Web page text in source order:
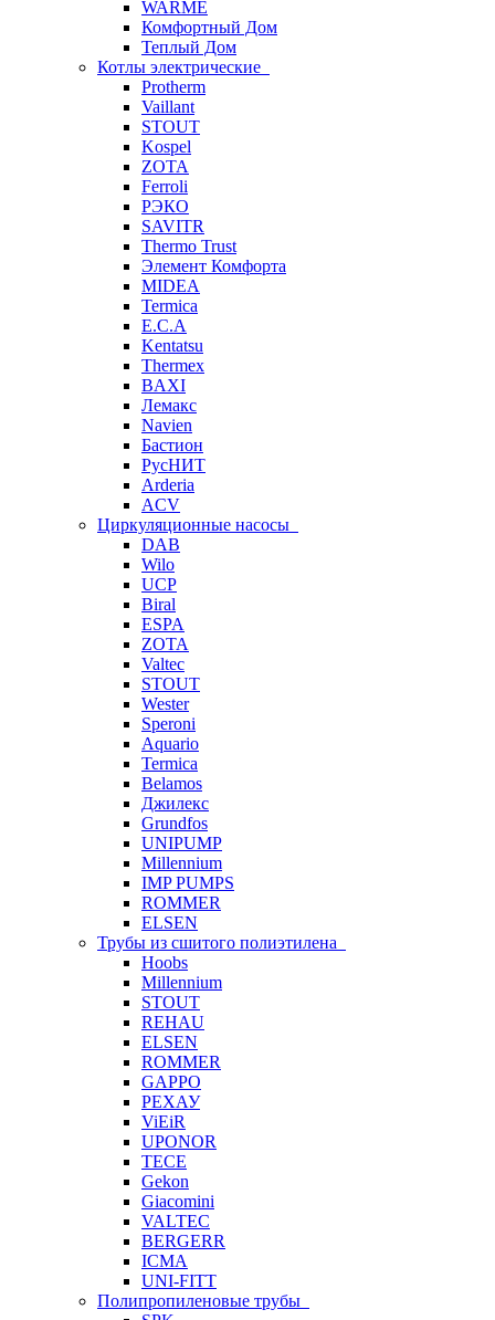
WARME
Комфортный Дом
Теплый Дом
Котлы электрические
Protherm
Vaillant
STOUT
Kospel
ZOTA
Ferroli
РЭКО
SAVITR
Thermo Trust
Элемент Комфорта
MIDEA
Termica
E.C.A
Kentatsu
Thermex
BAXI
Лемакс
Navien
Бастион
РусНИТ
Arderia
ACV
Циркуляционные насосы
DAB
Wilo
UCP
Biral
ESPA
ZOTA
Valtec
STOUT
Wester
Speroni
Aquario
Termica
Belamos
Джилекс
Grundfos
UNIPUMP
Millennium
IMP PUMPS
ROMMER
ELSEN
Трубы из сшитого полиэтилена
Hoobs
Millennium
STOUT
REHAU
ELSEN
ROMMER
GAPPO
РЕХАУ
ViEiR
UPONOR
TECE
Gekon
Giacomini
VALTEC
BERGERR
ICMA
UNI-FITT
Полипропиленовые трубы